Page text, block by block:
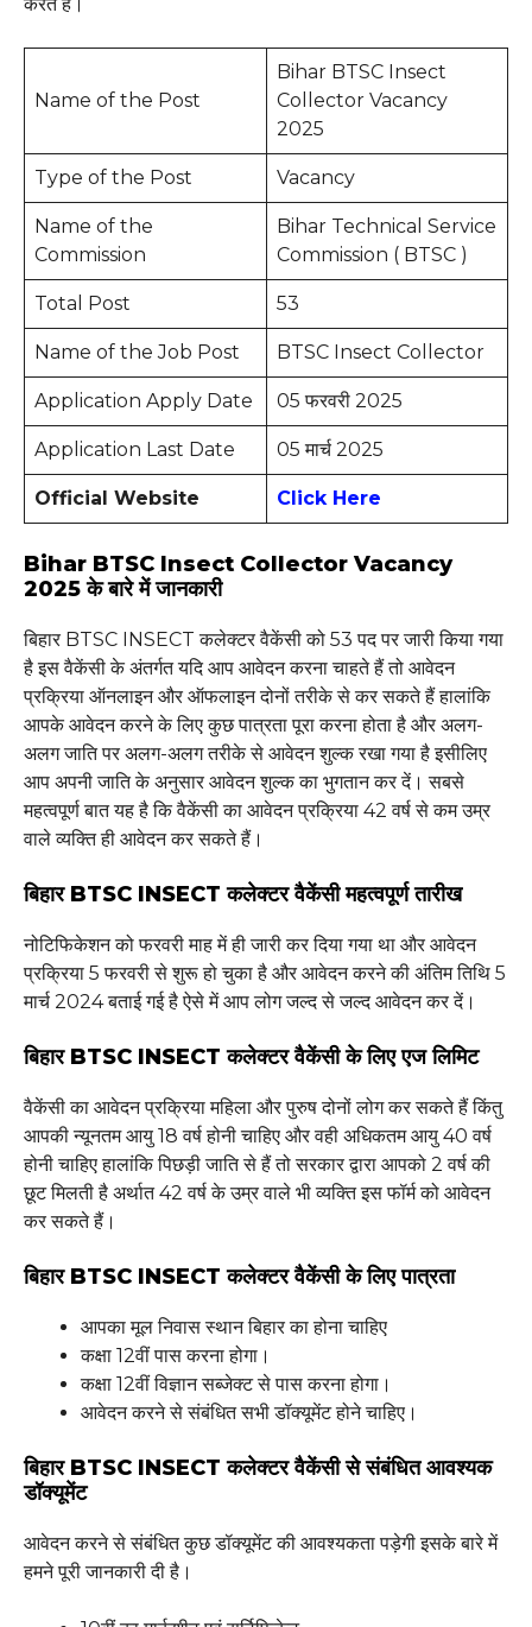
करते है।
Name of the Post
Bihar BTSC Insect
Collector Vacancy
2025
Type of the Post Vacancy
Name of the
Commission
Bihar Technical Service
Commission ( BTSC )
Total Post 53
Name of the Job Post BTSC Insect Collector
Application Apply Date 05 फरवरी 2025
Application Last Date 05 मार्च 2025
Official Website Click Here
Bihar BTSC Insect Collector Vacancy
2025 के बारे में जानकारी
बिहार BTSC INSECT कलेक्टर वैकेंसी को 53 पद पर जारी किया गया
है इस वैकेंसी के अंतर्गत यदि आप आवेदन करना चाहते हैं तो आवेदन
प्रक्रिया ऑनलाइन और ऑफलाइन दोनों तरीके से कर सकते हैं हालांकि
आपके आवेदन करने के लिए कुछ पात्रता पूरा करना होता है और अलग-
अलग जाति पर अलग-अलग तरीके से आवेदन शुल्क रखा गया है इसीलिए
आप अपनी जाति के अनुसार आवेदन शुल्क का भुगतान कर दें। सबसे
महत्वपूर्ण बात यह है कि वैकेंसी का आवेदन प्रक्रिया 42 वर्ष से कम उम्र
वाले व्यक्ति ही आवेदन कर सकते हैं।
बिहार BTSC INSECT कलेक्टर वैकेंसी महत्वपूर्ण तारीख
नोटिफिकेशन को फरवरी माह में ही जारी कर दिया गया था और आवेदन
प्रक्रिया 5 फरवरी से शुरू हो चुका है और आवेदन करने की अंतिम तिथि 5
मार्च 2024 बताई गई है ऐसे में आप लोग जल्द से जल्द आवेदन कर दें।
बिहार BTSC INSECT कलेक्टर वैकेंसी के लिए एज लिमिट
वैकेंसी का आवेदन प्रक्रिया महिला और पुरुष दोनों लोग कर सकते हैं किंतु
आपकी न्यूनतम आयु 18 वर्ष होनी चाहिए और वही अधिकतम आयु 40 वर्ष
होनी चाहिए हालांकि पिछड़ी जाति से हैं तो सरकार द्वारा आपको 2 वर्ष की
छूट मिलती है अर्थात 42 वर्ष के उम्र वाले भी व्यक्ति इस फॉर्म को आवेदन
कर सकते हैं।
बिहार BTSC INSECT कलेक्टर वैकेंसी के लिए पात्रता
आपका मूल निवास स्थान बिहार का होना चाहिए
कक्षा 12वीं पास करना होगा।
कक्षा 12वीं विज्ञान सब्जेक्ट से पास करना होगा।
आवेदन करने से संबंधित सभी डॉक्यूमेंट होने चाहिए।
बिहार BTSC INSECT कलेक्टर वैकेंसी से संबंधित आवश्यक
डॉक्यूमेंट
आवेदन करने से संबंधित कुछ डॉक्यूमेंट की आवश्यकता पड़ेगी इसके बारे में
हमने पूरी जानकारी दी है।